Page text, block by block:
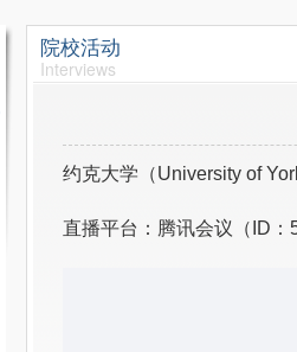
院校活动
Interviews
约克大学（University of
直播平台：腾讯会议（ID